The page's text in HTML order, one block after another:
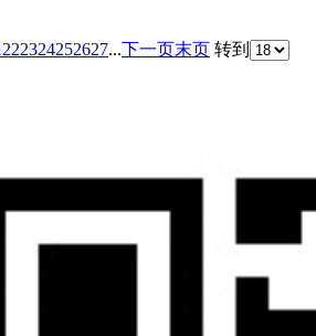
222324252627...下一页末页 转到